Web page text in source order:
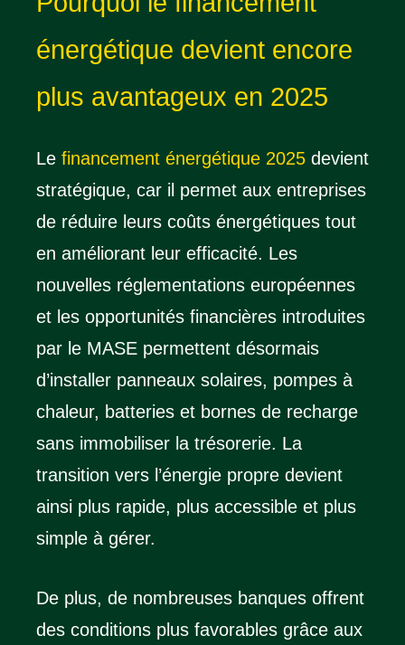
énergétique devient encore
plus avantageux en 2025
Le financement énergétique 2025 devient
stratégique, car il permet aux entreprises
de réduire leurs coûts énergétiques tout
en améliorant leur efficacité. Les
nouvelles réglementations européennes
et les opportunités financières introduites
par le MASE permettent désormais
d’installer panneaux solaires, pompes à
chaleur, batteries et bornes de recharge
sans immobiliser la trésorerie. La
transition vers l’énergie propre devient
ainsi plus rapide, plus accessible et plus
simple à gérer.
De plus, de nombreuses banques offrent
des conditions plus favorables grâce aux